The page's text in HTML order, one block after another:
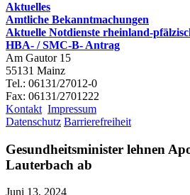
Aktuelles
Amtliche Bekanntmachungen
Aktuelle Notdienste rheinland-
HBA- / SMC-B- Antrag
Am Gautor 15
55131 Mainz
Tel.: 06131/27012-0
Fax: 06131/2701222
Kontakt Impressum
Datenschutz Barrierefreiheit
Gesundheitsminister lehnen
Lauterbach ab
Juni 13, 2024